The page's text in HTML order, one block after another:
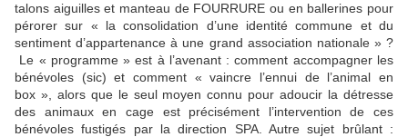
talons aiguilles et manteau de FOURRURE ou en ballerines pour
pérorer sur « la consolidation d’une identité commune et du
sentiment d’appartenance à une grand association nationale » ?
Le « programme » est à l’avenant : comment accompagner les
bénévoles (sic) et comment « vaincre l’ennui de l’animal en
box », alors que le seul moyen connu pour adoucir la détresse
des animaux en cage est précisément l’intervention de ces
bénévoles fustigés par la direction SPA. Autre sujet brûlant :